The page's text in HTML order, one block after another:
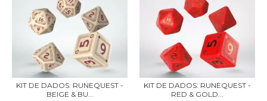
KIT DE DADOS: RUNEQUEST -
BEIGE & BU...
KIT DE DADOS: RUNEQUEST -
RED & GOLD...